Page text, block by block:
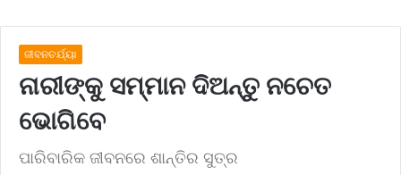
ଜୀବନଚର୍ଯ୍ୟା
ନାରୀଙ୍କୁ ସମ୍ମାନ ଦିଅନ୍ତୁ ନଚେତ
ଭୋଗିବେ
ପାରିବାରିକ ଜୀବନରେ ଶାନ୍ତିର ସୁତ୍ର